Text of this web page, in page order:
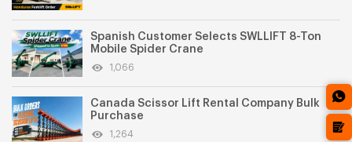
Spanish Customer Selects SWLLIFT 8-Ton
Mobile Spider Crane
1,066
Canada Scissor Lift Rental Company Bulk
Purchase
1,264